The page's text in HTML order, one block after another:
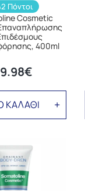
Πόντοι
Cosmetic
400ml
ΚΑΛΑΘΙ